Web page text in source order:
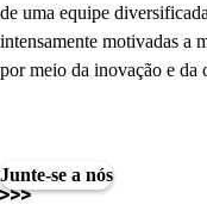
de uma equipe
intensamente motivadas a
por meio da inovação e da
Junte-se a nós